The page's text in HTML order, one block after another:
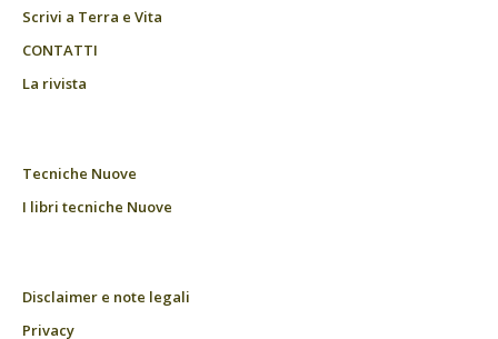
Scrivi a Terra e Vita
CONTATTI
La rivista
Tecniche Nuove
I libri tecniche Nuove
Disclaimer e note legali
Privacy